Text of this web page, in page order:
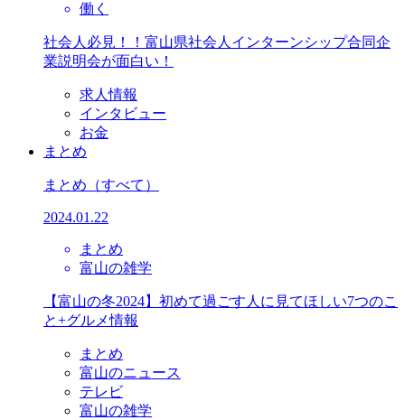
働く
社会人必見！！富山県社会人インターンシップ合同企
業説明会が面白い！
求人情報
インタビュー
お金
まとめ
まとめ （すべて）
2024.01.22
まとめ
富山の雑学
【富山の冬2024】初めて過ごす人に見てほしい7つのこ
と+グルメ情報
まとめ
富山のニュース
テレビ
富山の雑学